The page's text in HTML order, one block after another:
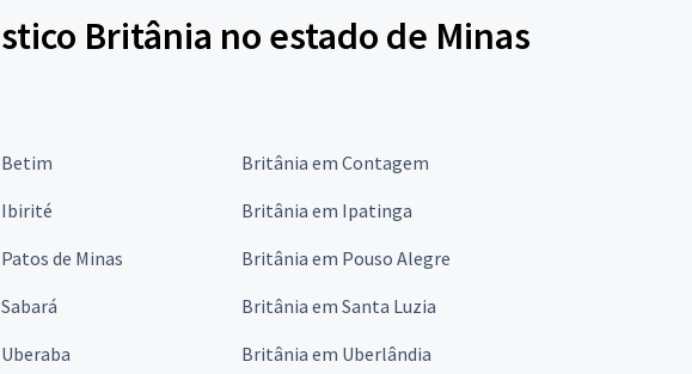
Britânia no estado de Minas
Britânia em Contagem
Britânia em Ipatinga
de Minas
Britânia em Pouso Alegre
Britânia em Santa Luzia
Britânia em Uberlândia